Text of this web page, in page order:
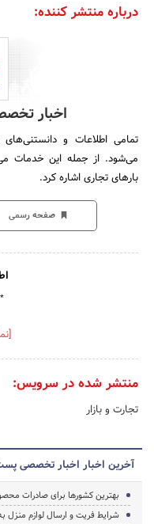
درباره منتشر کننده:
اخبار
تمامی اطلاعات و
می‌شود. از جمله این خدمات
بارهای تجاری اشاره کرد.
صفحه رسمی
منتشر شده در سرویس:
تجارت و بازار
آخرین اخبار اخبار تخصصی
بهترین کشورها برای صادرات
شرایط فریت و ارسال لوازم منزل